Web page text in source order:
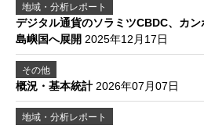
地域・分析レポート
デジタル通貨のソラミツCBDC、カ
島嶼国へ展開 2025年12月17日
その他
概況・基本統計 2026年07月07日
地域・分析レポート